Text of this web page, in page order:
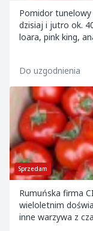
Pomidor tunelowy
dzisiaj i jutro ok.
loara, pink king,
Do uzgodnienia
Sprzedam
Rumuńska firma
wieloletnim
inne warzywa z